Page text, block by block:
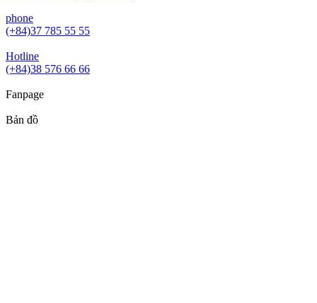
phone
(+84)37 785 55 55
Hotline
(+84)38 576 66 66
Fanpage
Bản đồ